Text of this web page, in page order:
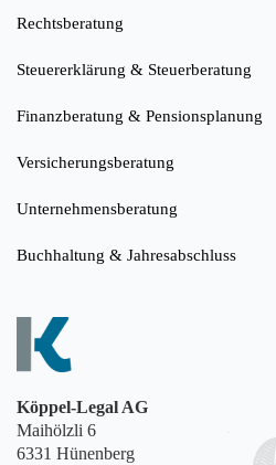
Rechtsberatung
Steuererklärung & Steuerberatung
Finanzberatung & Pensionsplanung
Versicherungsberatung
Unternehmensberatung
Buchhaltung & Jahresabschluss
Köppel-Legal AG
Maihölzli 6
6331 Hünenberg